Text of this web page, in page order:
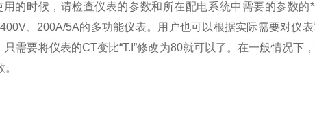
的时候，请检查仪表的参数和所在配电系统中需要的参数的*
、200A/5A的多功能仪表。用户也可以根据实际需要对仪
需要将仪表的CT变比“T.I”修改为80就可以了。在一般情况下